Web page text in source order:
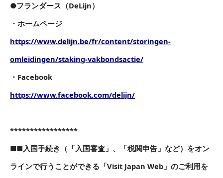
●フランダース（DeLijn）
・ホームページ
https://www.delijn.be/fr/content/storingen-
omleidingen/staking-vakbondsactie/
・Facebook
https://www.facebook.com/delijn/
*****************
■■入国手続き（「入国審査」、「税関申告」など）をオン
ラインで行うことができる「Visit Japan Web」のご利用を